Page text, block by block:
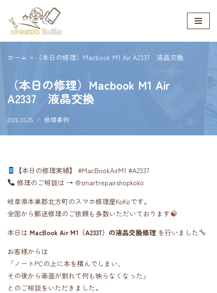
コ
ン
ス
ッ
プ
ホーム » （本日の修理）Macbook M1 Air A2337 液晶交換
（本日の修理）Macbook M1 Air
A2337 液晶交換
2026.05.25 修理事例
【本日の修理実績】 #MacBookAirM1 #A2337
修理のご相談は → @smartrepairshopkoko
岐阜県本巣郡北方町のスマホ修理屋KoKoです。
全国から郵送修理のご依頼も多数いただいております
本日は MacBook Air M1（A2337）の液晶交換修理 を行いました
お客様からは
「ノートPCの上に本を積んでしまい、
その後から画面が割れて何も映らなくなった」
とのご相談をいただきました。